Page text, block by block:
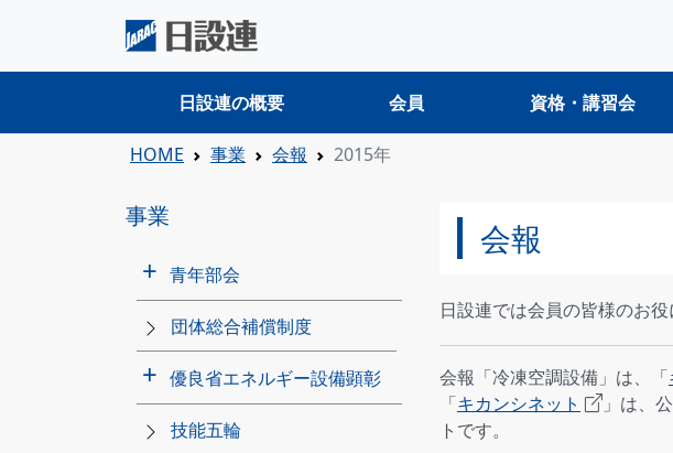
日設連の概要 会員 資格・講習会
HOME 事業 会報 2015年
事業
青年部会
概要
役員・構成メンバー
規程・細則
事業計画・報告
OB会
団体総合補償制度
優良省エネルギー設備顕彰
概要
過去の受賞設備一覧
過去の受賞設備の概要
募集要綱
受賞設備研修会
顕彰式
技能五輪
会報
日設連では会員の皆様のお
会報「冷凍空調設備」は、「
「キカンシネット
」は、
トです。